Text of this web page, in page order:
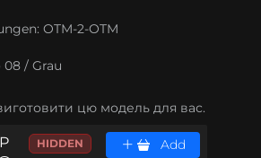
OTM-2-OTM
08 / Grau
цю модель для вас.
P HIDDEN Add